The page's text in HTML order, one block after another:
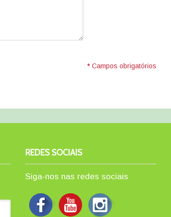
* Campos obrigatórios
REDES SOCIAIS
Siga-nos nas redes sociais